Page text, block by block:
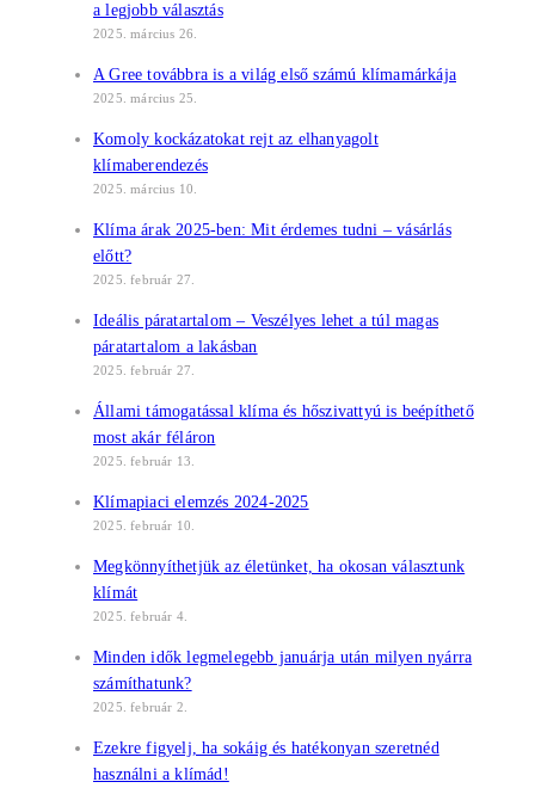
a legjobb választás
2025. március 26.
A Gree továbbra is a világ első számú klímamárkája
2025. március 25.
Komoly kockázatokat rejt az elhanyagolt
klímaberendezés
2025. március 10.
Klíma árak 2025-ben: Mit érdemes tudni – vásárlás
előtt?
2025. február 27.
Ideális páratartalom – Veszélyes lehet a túl magas
páratartalom a lakásban
2025. február 27.
Állami támogatással klíma és hőszivattyú is beépíthető
most akár féláron
2025. február 13.
Klímapiaci elemzés 2024-2025
2025. február 10.
Megkönnyíthetjük az életünket, ha okosan választunk
klímát
2025. február 4.
Minden idők legmelegebb januárja után milyen nyárra
számíthatunk?
2025. február 2.
Ezekre figyelj, ha sokáig és hatékonyan szeretnéd
használni a klímád!